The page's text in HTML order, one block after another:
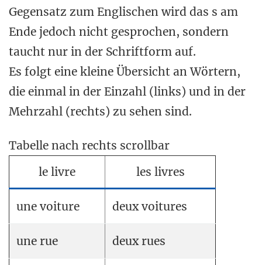
Gegensatz zum Englischen wird das s am
Ende jedoch nicht gesprochen, sondern
taucht nur in der Schriftform auf.
Es folgt eine kleine Übersicht an Wörtern,
die einmal in der Einzahl (links) und in der
Mehrzahl (rechts) zu sehen sind.
Tabelle nach rechts scrollbar
le livre
les livres
une voiture deux voitures
une rue deux rues